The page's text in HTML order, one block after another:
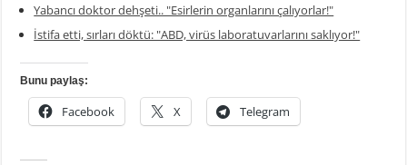
Yabancı doktor dehşeti.. "Esirlerin organlarını çalıyorlar!"
İstifa etti, sırları döktü: "ABD, virüs laboratuvarlarını saklıyor!"
Bunu paylaş:
Facebook X Telegram